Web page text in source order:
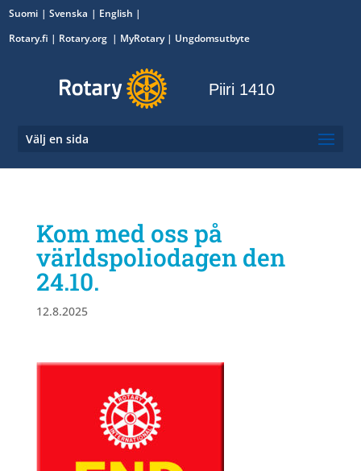
Suomi Svenska
English
Rotary.fi | Rotary.org | MyRotary| Ungdomsutbyte
Piiri 1410
Välj en sida
Kom med oss på
världspoliodagen den
24.10.
12.8.2025